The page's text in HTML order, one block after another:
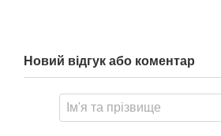
Новий відгук або коментар